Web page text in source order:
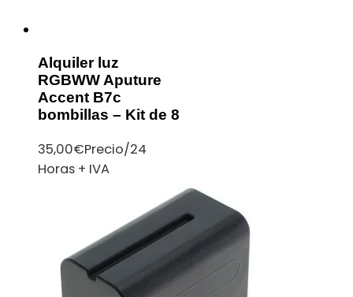
Alquiler luz
RGBWW Aputure
Accent B7c
bombillas – Kit de 8
35,00€Precio/24
Horas + IVA